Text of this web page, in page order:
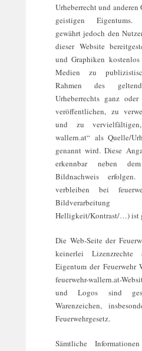
Urheberrecht und anderen
geistigen Eigentums.
gewährt jedoch den
dieser Website
und Graphiken
Medien zu
Rahmen des
Urheberrechts ganz
veröffentlichen, zu
und zu
wallern.at“ als Quelle/
genannt wird. Diese
erkennbar neben
Bildnachweis erfolgen.
verbleiben bei
Bildverarbeitung
Helligkeit/Kontrast/…) ist
Die Web-Seite der
keinerlei
Eigentum der Feuerwehr
feuerwehr-wallern.at-
und Logos sind
Warenzeichen,
Feuerwehrgesetz.
Sämtliche